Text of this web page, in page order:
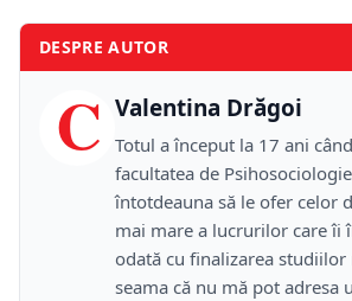
DESPRE AUTOR
C Valentina Drăgoi
Totul a început la 17 ani
facultatea de
întotdeauna să le ofer celor
mai mare a lucrurilor care îi
odată cu finalizarea
seama că nu mă pot adresa